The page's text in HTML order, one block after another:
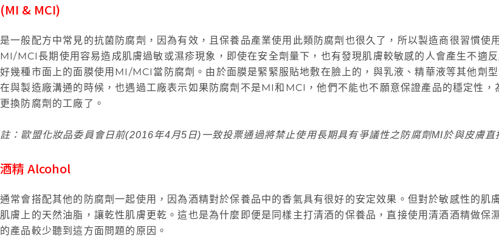
(MI & MCI)
是一般配方中常見的抗菌防腐劑，因為有效，且保養品產業使用此類防腐劑也很久了，所以製造商很習慣使
MI/MCI長期使用容易造成肌膚過敏或濕疹現象，即使在安全劑量下，也有發現肌膚較敏感的人會產生不適
好幾種市面上的面膜使用MI/MCI當防腐劑。由於面膜是緊緊服貼地敷在臉上的，與乳液、精華液等其他劑
在與製造廠溝通的時候，也遇過工廠表示如果防腐劑不是MI和MCI，他們不能也不願意保證產品的穩定性
更換防腐劑的工廠了。
註：歐盟化妝品委員會日前(2016年4月5日)一致投票通過將禁止使用長期具有爭議性之防腐劑MI於與皮膚直
酒精 Alcohol
通常會搭配其他的防腐劑一起使用，因為酒精對於保養品中的香氣具有很好的安定效果。但對於敏感性的肌
肌膚上的天然油脂，讓乾性肌膚更乾。這也是為什麼即便是同樣主打清酒的保養品，直接使用清酒酒精做保
的產品較少聽到這方面問題的原因。